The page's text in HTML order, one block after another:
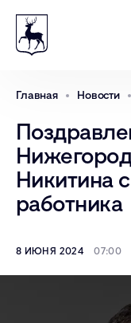
Главная Новости
Никитина
работника
8 ИЮНЯ 2024 07:00